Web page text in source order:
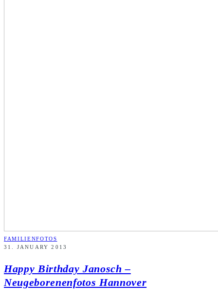
FAMILIENFOTOS
31. JANUARY 2013
Happy Birthday Janosch –
Neugeborenenfotos Hannover